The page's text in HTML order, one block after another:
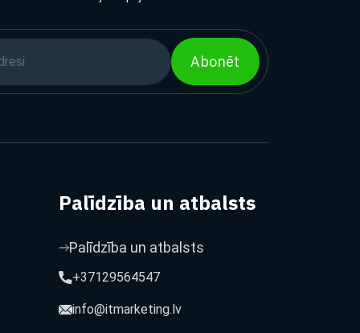
Abonēt
Palīdzība un atbalsts
Palīdzība un atbalsts
+37129564547
info@itmarketing.lv